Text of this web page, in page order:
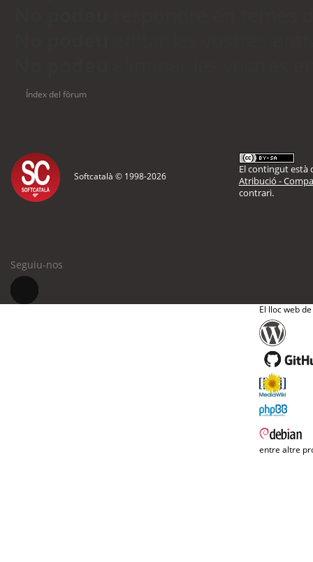
Índex del fòrum
Softcatalà © 1998-2026
El contingut està
Atribució -
contrari.
Seguiu-nos
El lloc web
entre altre